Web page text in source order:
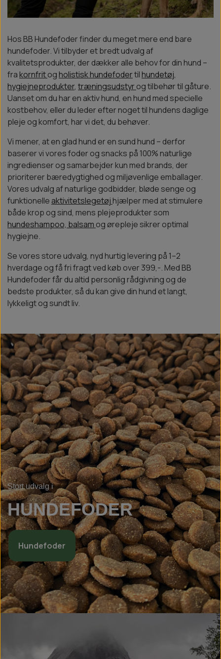
Hos BB Hundefoder finder du meget mere end bare
hundefoder. Vi tilbyder et bredt udvalg af
kvalitetsprodukter, der dækker alle behov for din hund –
frakornfritogholistisk hundefodertilhundetøj,
hygiejneprodukter, træningsudstyrog tilbehør til gåture.
Uanset om du har en aktiv hund, en hund med specielle
kostbehov, eller du leder efter noget til hundens daglige
pleje og komfort, har vi det, du behøver.
Vi mener, at en glad hund er en sund hund – derfor
baserer vi vores foder og snacks på 100% naturlige
ingredienser og samarbejder kun med brands, der
prioriterer bæredygtighed og miljøvenlige emballager.
Vores udvalg af naturlige godbidder, bløde senge og
funktionelle aktivitetslegetøj hjælper med at stimulere
både krop og sind, mens plejeprodukter som
hundeshampoo, balsam og ørepleje sikrer optimal
hygiejne.
Se vores store udvalg, nyd hurtig levering på 1–2
hverdage og få fri fragt ved køb over 399,-. Med BB
Hundefoder får du altid personlig rådgivning og de
bedste produkter, så du kan give din hund et langt,
lykkeligt og sundt liv.
Stort udvalg i
HUNDEFODER
Hundefoder